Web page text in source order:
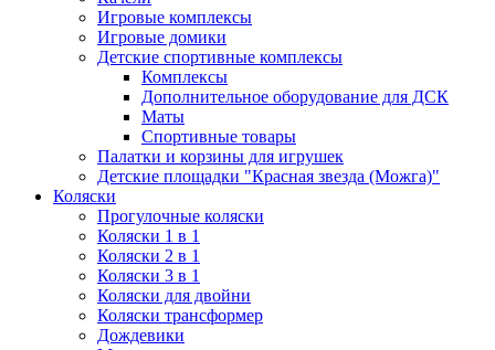
Игровые комплексы
Игровые домики
Детские спортивные комплексы
Комплексы
Дополнительное оборудование для ДСК
Маты
Спортивные товары
Палатки и корзины для игрушек
Детские площадки "Красная звезда (Можга)"
Коляски
Прогулочные коляски
Коляски 1 в 1
Коляски 2 в 1
Коляски 3 в 1
Коляски для двойни
Коляски трансформер
Дождевики